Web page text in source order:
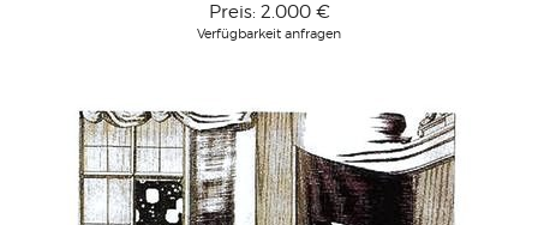
Preis: 2.000 €
Verfügbarkeit anfragen